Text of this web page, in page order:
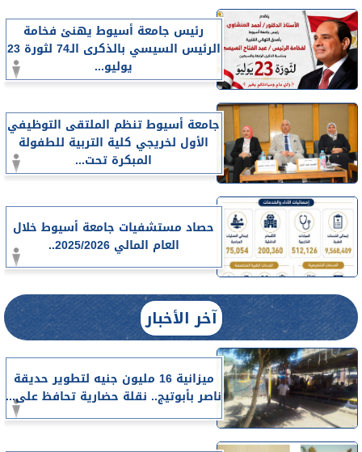
رئيس جامعة أسيوط يهنئ فخامة
الرئيس السيسي بالذكرى الـ74 لثورة 23
يوليو...
جامعة أسيوط تنظم الملتقى التوظيفي
الأول لخريجي كلية التربية للطفولة
المبكرة تحت...
حصاد مستشفيات جامعة أسيوط خلال
العام المالي 2025/2026..
آخر الأخبار
ميزانية 16 مليون جنيه لتطوير حديقة
ناصر بأبوتيج.. نقلة حضارية تحافظ على...